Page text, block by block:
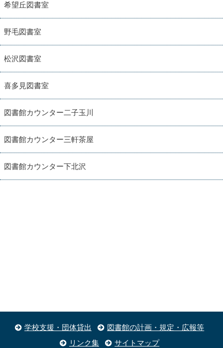
希望丘図書室
野毛図書室
松沢図書室
喜多見図書室
図書館カウンター二子玉川
図書館カウンター三軒茶屋
図書館カウンター下北沢
学校支援・団体貸出
図書館の計画・規定・広報等
リンク集
サイトマップ